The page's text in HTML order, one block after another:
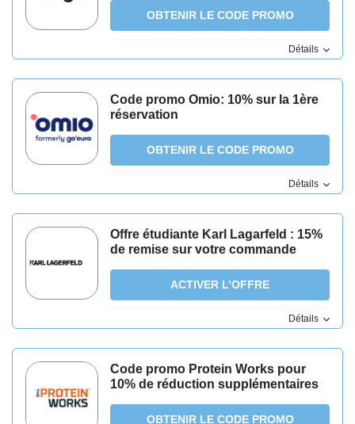
OBTENIR LE CODE PROMO
Détails
Code promo Omio: 10% sur la 1ère
réservation
OBTENIR LE CODE PROMO
Détails
Offre étudiante Karl Lagarfeld : 15%
de remise sur votre commande
ACTIVER L’OFFRE
Détails
Code promo Protein Works pour
10% de réduction supplémentaires
OBTENIR LE CODE PROMO